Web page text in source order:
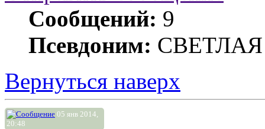
Сообщений: 9
Псевдоним: СВЕТЛАЯ
Вернуться наверх
05 янв 2014,
20:48